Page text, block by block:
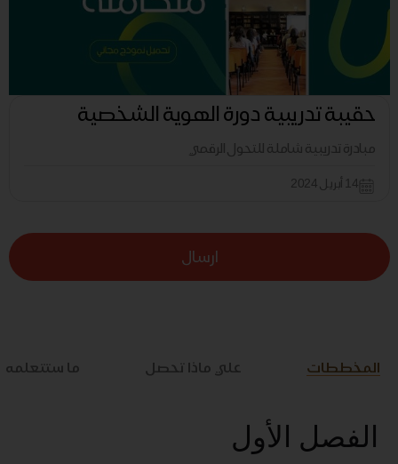
حقيبة تدريبية دورة الهوية الشخصية
مبادرة تدريبية شاملة للتحول الرقمي
14 أبريل 2024
ارسال
المخططات علي ماذا تحصل ما ستتعلمه
الفصل الأول